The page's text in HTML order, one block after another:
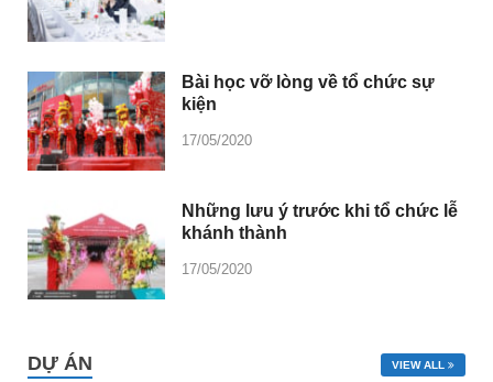
Bài học vỡ lòng về tổ chức sự
kiện
17/05/2020
Những lưu ý trước khi tổ chức lễ
khánh thành
17/05/2020
DỰ ÁN VIEW ALL